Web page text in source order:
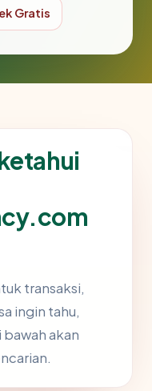
Gratis
transaksi,
ingin tahu,
akan